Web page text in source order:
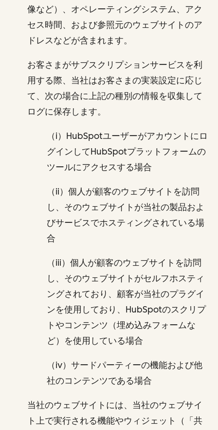
像など）、オペレーティングシステム、アク
セス時間、および参照元のウェブサイトのア
ドレスなどが含まれます。
お客さまがサブスクリプションサービスを利
用する際、当社はお客さまの実装設定に応じ
て、次の場合に上記の種別の情報を収集して
ログに保存します。
（i）HubSpotユーザーがアカウントにロ
グインしてHubSpotプラットフォームの
ツールにアクセスする場合
（ii）個人が顧客のウェブサイトを訪問
し、そのウェブサイトが当社の製品およ
びサービスでホスティングされている場
合
（iii）個人が顧客のウェブサイトを訪問
し、そのウェブサイトがセルフホスティ
ングされており、顧客が当社のプラグイ
ンを使用しており、HubSpotのスクリプ
トやコンテンツ（埋め込みフォームな
ど）を使用している場合
（iv）サードパーティーの機能および他
社のコンテンツである場合
当社のウェブサイトには、当社のウェブサイ
ト上で実行される機能やウィジェット（「共